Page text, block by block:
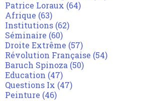
Patrice Loraux (64)
Afrique (63)
Institutions (62)
Séminaire (60)
Droite Extrême (57)
Révolution Française (54)
Baruch Spinoza (50)
Education (47)
Questions Ix (47)
Peinture (46)